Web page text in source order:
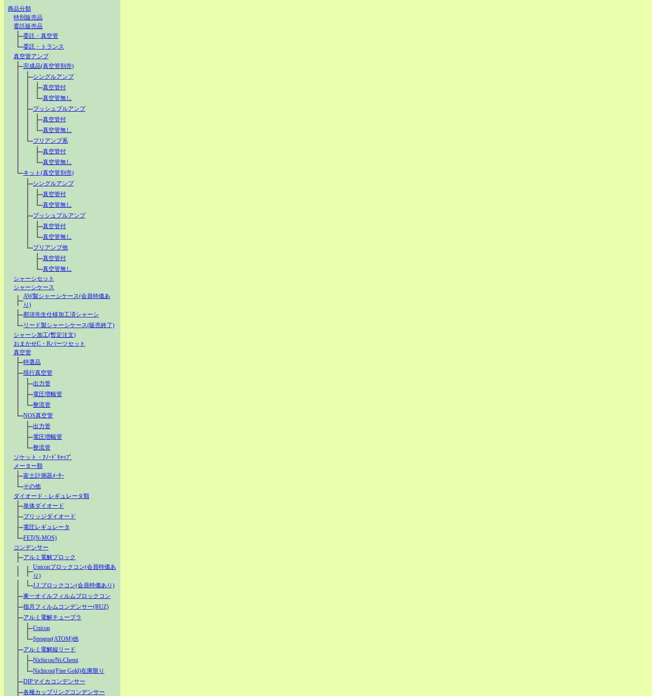
商品分類
特別販売品
委託販売品
委託・真空管
委託・トランス
真空管アンプ
完成品(真空管別売)
シングルアンプ
真空管付
真空管無し
プッシュプルアンプ
真空管付
真空管無し
プリアンプ系
真空管付
真空管無し
キット(真空管別売)
シングルアンプ
真空管付
真空管無し
プッシュプルアンプ
真空管付
真空管無し
プリアンプ他
真空管付
真空管無し
シャーシセット
シャーシケース
AW製シャーシケース(会員特価あ
り)
那須先生仕様加工済シャーシ
リード製シャーシケース(販売終了)
シャーシ加工(暫定注文)
おまかせC・Rパーツセット
真空管
特選品
現行真空管
出力管
電圧増幅管
整流管
NOS真空管
出力管
電圧増幅管
整流管
ソケット・ｱﾉｰﾄﾞｷｬｯﾌﾟ
メーター類
富士計測器ﾒｰﾀｰ
その他
ダイオード・レギュレータ類
単体ダイオード
ブリッジダイオード
電圧レギュレータ
FET(N-MOS)
コンデンサー
アルミ電解プロック
Uniconブロックコン(会員特価あ
り)
J.J.ブロックコン(会員特価あり)
東一オイルフィルムブロックコン
指月フィルムコンデンサー(RUZ)
アルミ電解チューブラ
Unicon
Sprague(ATOM)他
アルミ電解縦リード
Nichicon/Ni-Chemi
Nichicon(Fine Gold)在庫限り
DIPマイカコンデンサー
各種カップリングコンデンサー